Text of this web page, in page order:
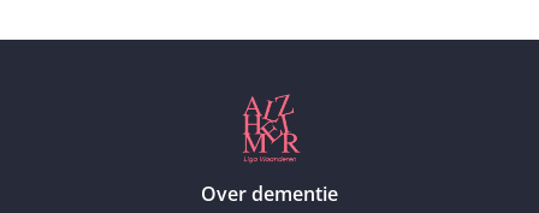
Over dementie